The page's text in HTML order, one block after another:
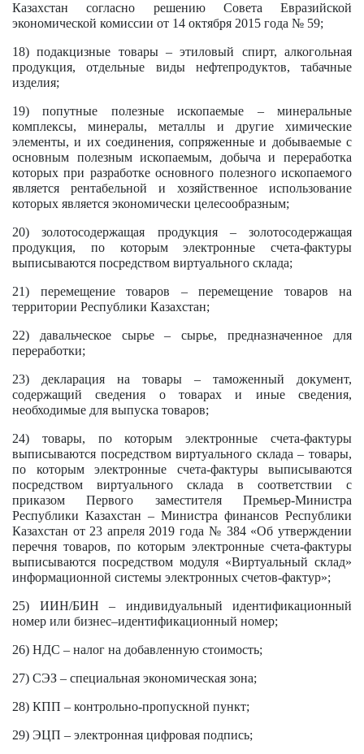
Казахстан согласно решению Совета Евразийской
экономической комиссии от 14 октября 2015 года № 59;
18) подакцизные товары – этиловый спирт, алкогольная
продукция, отдельные виды нефтепродуктов, табачные
изделия;
19) попутные полезные ископаемые – минеральные
комплексы, минералы, металлы и другие химические
элементы, и их соединения, сопряженные и добываемые с
основным полезным ископаемым, добыча и переработка
которых при разработке основного полезного ископаемого
является рентабельной и хозяйственное использование
которых является экономически целесообразным;
20) золотосодержащая продукция – золотосодержащая
продукция, по которым электронные счета-фактуры
выписываются посредством виртуального склада;
21) перемещение товаров – перемещение товаров на
территории Республики Казахстан;
22) давальческое сырье – сырье, предназначенное для
переработки;
23) декларация на товары – таможенный документ,
содержащий сведения о товарах и иные сведения,
необходимые для выпуска товаров;
24) товары, по которым электронные счета-фактуры
выписываются посредством виртуального склада – товары,
по которым электронные счета-фактуры выписываются
посредством виртуального склада в соответствии с
приказом Первого заместителя Премьер-Министра
Республики Казахстан – Министра финансов Республики
Казахстан от 23 апреля 2019 года № 384 «Об утверждении
перечня товаров, по которым электронные счета-фактуры
выписываются посредством модуля «Виртуальный склад»
информационной системы электронных счетов-фактур»;
25) ИИН/БИН – индивидуальный идентификационный
номер или бизнес–идентификационный номер;
26) НДС – налог на добавленную стоимость;
27) СЭЗ – специальная экономическая зона;
28) КПП – контрольно-пропускной пункт;
29) ЭЦП – электронная цифровая подпись;